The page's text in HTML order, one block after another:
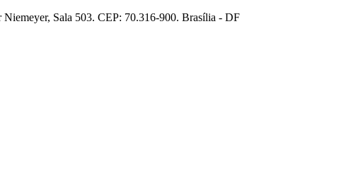
Sala 503. CEP: 70.316-900. Brasília - DF